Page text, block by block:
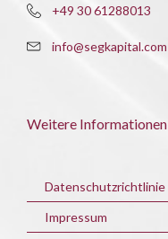
+49 30 61288013
info@segkapital.com
Weitere Informationen
Datenschutzrichtlinie
Impressum